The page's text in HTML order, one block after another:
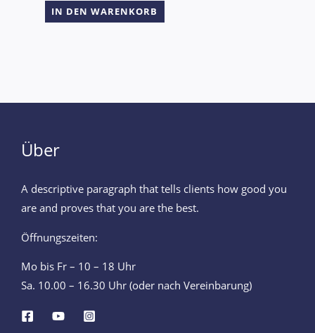
IN DEN WARENKORB
Über
A descriptive paragraph that tells clients how good you
are and proves that you are the best.
Öffnungszeiten:
Mo bis Fr – 10 – 18 Uhr
Sa. 10.00 – 16.30 Uhr (oder nach Vereinbarung)